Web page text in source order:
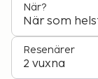
När?
När som
Resenärer
2 vuxna